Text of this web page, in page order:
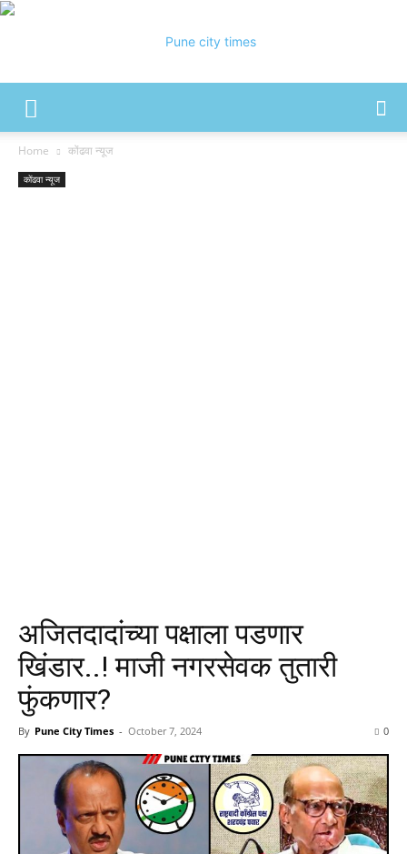
Home कोंढवा न्यूज
कोंढवा न्यूज
अजितदादांच्या पक्षाला पडणार
खिंडार..! माजी नगरसेवक तुतारी
फुंकणार?
By Pune City Times - October 7, 2024 0